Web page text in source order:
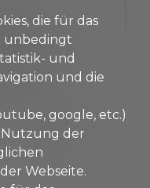
Dachgeschoss
die für das
unbedingt
und
und die
google, etc.)
Nutzung der
Webseite.